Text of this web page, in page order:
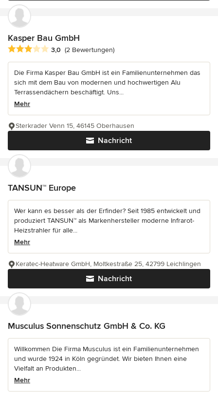
Kasper Bau GmbH
Durchschnittliche Bewertung: 3 von 5 Sternen
3,0 (2 Bewertungen)
Die Firma Kasper Bau GmbH ist ein Familienunternehmen das
sich mit dem Bau von modernen und hochwertigen Alu
Terrassendächern beschäftigt. Uns...
Mehr
Nachricht
Sterkrader Venn 15, 46145 Oberhausen
TANSUN™ Europe
Wer kann es besser als der Erfinder? Seit 1985 entwickelt und
produziert TANSUN™ als Markenhersteller moderne Infrarot-
Heizstrahler für alle...
Mehr
Nachricht
Keratec-Heatware GmbH, Moltkestraße 25, 42799 Leichlingen
Musculus Sonnenschutz GmbH & Co. KG
Willkommen Die Firma Musculus ist ein Familienunternehmen
und wurde 1924 in Köln gegründet. Wir bieten Ihnen eine
Vielfalt an Produkten...
Mehr